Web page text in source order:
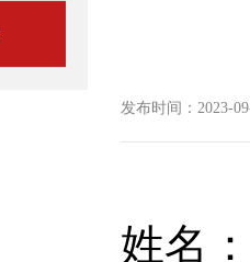
发布时间：2023-
姓名